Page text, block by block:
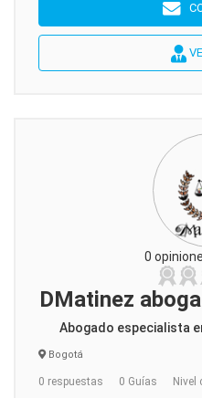
0
DMatinez
Abogado especialista
Bogotá
0 respuestas 0 Guías Nivel